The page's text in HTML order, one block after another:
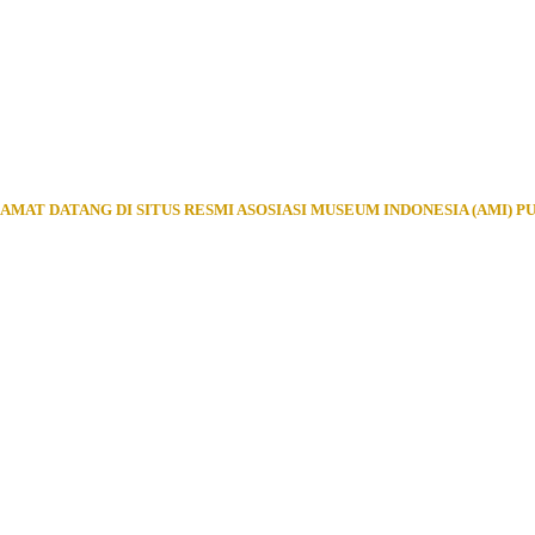
DATANG DI SITUS RESMI ASOSIASI MUSEUM INDONESIA (AMI)